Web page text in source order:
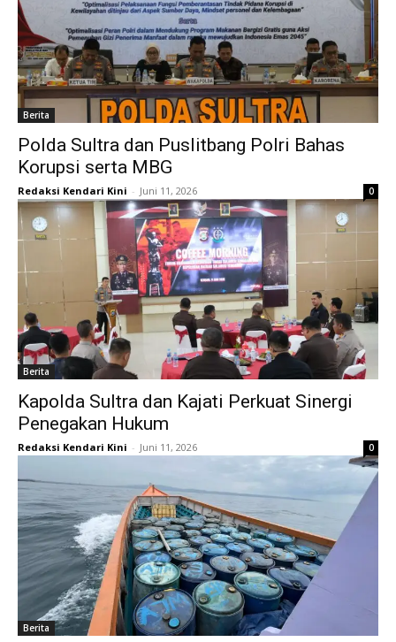
Berita
Polda Sultra dan Puslitbang Polri Bahas
Korupsi serta MBG
Redaksi Kendari Kini - Juni 11, 2026 0
Berita
Kapolda Sultra dan Kajati Perkuat Sinergi
Penegakan Hukum
Redaksi Kendari Kini - Juni 11, 2026 0
Berita